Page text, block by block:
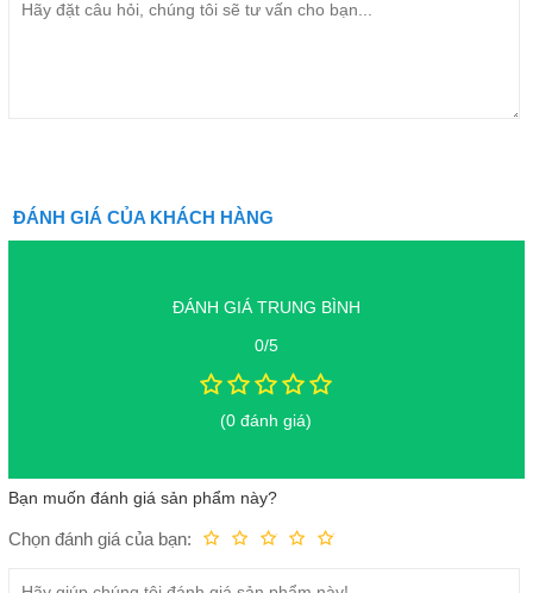
ĐÁNH GIÁ CỦA KHÁCH HÀNG
ĐÁNH GIÁ TRUNG BÌNH
0/5
(0 đánh giá)
Bạn muốn đánh giá sản phẩm này?
Chọn đánh giá của bạn: Tuyệt vời!
Rất tốt
Trung bình
Fair
Kém